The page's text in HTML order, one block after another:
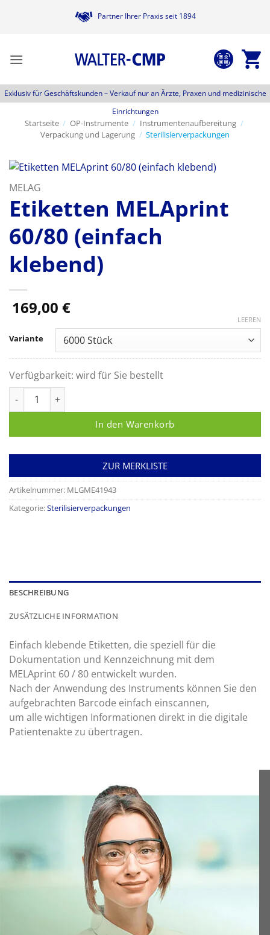
Partner Ihrer Praxis seit 1894
Exklusiv für Geschäftskunden –Verkauf nur an Ärzte, Praxen und medizinische
Einrichtungen
Startseite / OP-Instrumente / Instrumentenaufbereitung /
Verpackung und Lagerung / Sterilisierverpackungen
MELAG
Etiketten MELAprint
60/80 (einfach
klebend)
169,00 €
Variante
LEEREN
Verfügbarkeit: wird für Sie bestellt
In den Warenkorb
ZUR MERKLISTE
Artikelnummer: MLGME41943
Kategorie:Sterilisierverpackungen
BESCHREIBUNG
ZUSÄTZLICHE INFORMATION
Einfach klebende Etiketten, die speziell für die
Dokumentation und Kennzeichnung mit dem
MELAprint 60 / 80 entwickelt wurden.
Nach der Anwendung des Instruments können Sie den
aufgebrachten Barcode einfach einscannen,
um alle wichtigen Informationen direkt in die digitale
Patientenakte zu übertragen.